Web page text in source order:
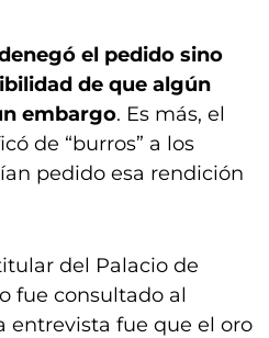
el pedido sino
de que algún
embargo. Es más, el
de “burros” a los
pedido esa rendición
del Palacio de
fue consultado al
entrevista fue que el oro